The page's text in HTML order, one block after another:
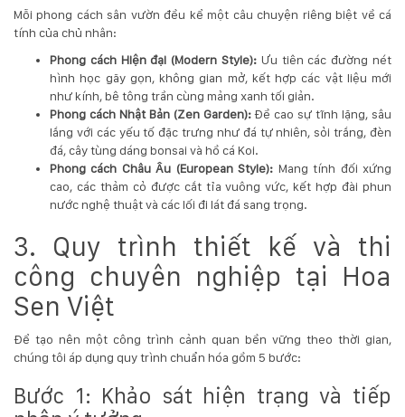
Mỗi phong cách sân vườn đều kể một câu chuyện riêng biệt về cá
tính của chủ nhân:
Phong cách Hiện đại (Modern Style): Ưu tiên các đường nét
hình học gãy gọn, không gian mở, kết hợp các vật liệu mới
như kính, bê tông trần cùng mảng xanh tối giản.
Phong cách Nhật Bản (Zen Garden):Đề cao sự tĩnh lặng, sâu
lắng với các yếu tố đặc trưng như đá tự nhiên, sỏi trắng, đèn
đá, cây tùng dáng bonsai và hồ cá Koi.
Phong cách Châu Âu (European Style): Mang tính đối xứng
cao, các thảm cỏ được cắt tỉa vuông vức, kết hợp đài phun
nước nghệ thuật và các lối đi lát đá sang trọng.
3. Quy trình thiết kế và thi
công chuyên nghiệp tại Hoa
Sen Việt
Để tạo nên một công trình cảnh quan bền vững theo thời gian,
chúng tôi áp dụng quy trình chuẩn hóa gồm 5 bước:
Bước 1: Khảo sát hiện trạng và tiếp